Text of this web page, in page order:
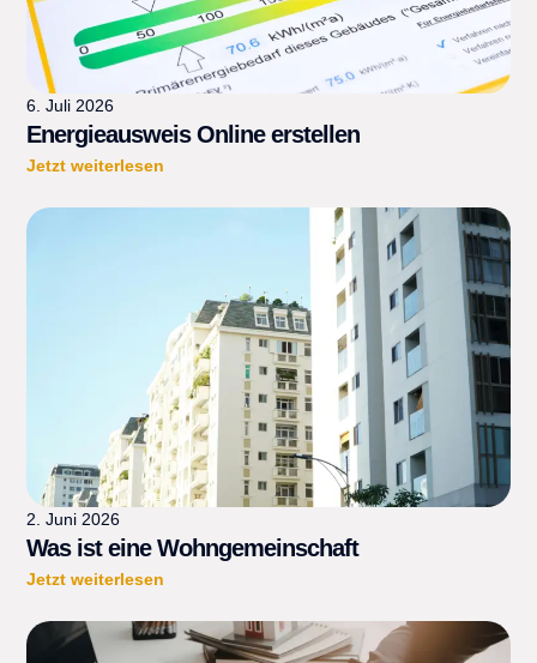
6. Juli 2026
Energieausweis Online erstellen
Jetzt weiterlesen
2. Juni 2026
Was ist eine Wohngemeinschaft
Jetzt weiterlesen